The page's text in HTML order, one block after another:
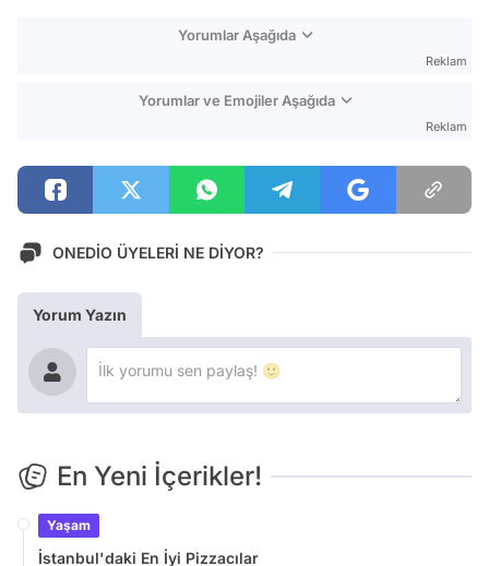
Yorumlar Aşağıda
Reklam
Yorumlar ve Emojiler Aşağıda
Reklam
ONEDİO ÜYELERİ NE DİYOR?
Yorum Yazın
En Yeni İçerikler!
Yaşam
İstanbul'daki En İyi Pizzacılar